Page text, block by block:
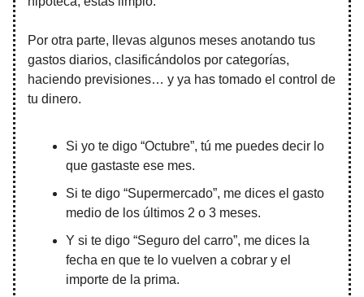
Por otra parte, llevas algunos meses anotando tus
gastos diarios, clasificándolos por categorías,
haciendo previsiones… y ya has tomado el control de
tu dinero.
Si yo te digo “Octubre”, tú me puedes decir lo
que gastaste ese mes.
Si te digo “Supermercado”, me dices el gasto
medio de los últimos 2 o 3 meses.
Y si te digo “Seguro del carro”, me dices la
fecha en que te lo vuelven a cobrar y el
importe de la prima.